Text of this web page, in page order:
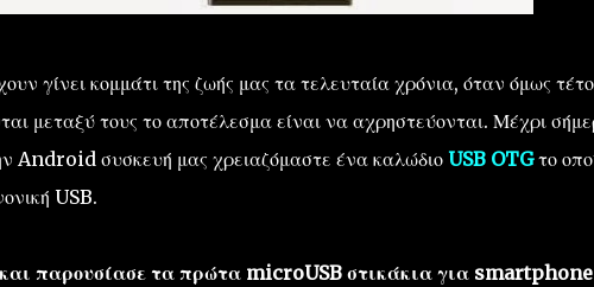
κομμάτι της ζωής μας τα τελευταία χρόνια, όταν όμως
μεταξύ τους το αποτέλεσμα είναι να αχρηστεύονται. Μέχρι
Android συσκευή μας χρειαζόμαστε ένα καλώδιο USB OTGτο
USB.
παρουσίασε τα πρώτα microUSB στικάκια για